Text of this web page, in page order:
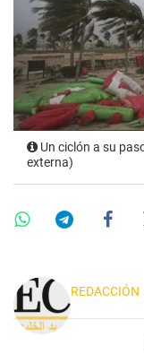
Un ciclón a su
externa)
REDACCIÓN